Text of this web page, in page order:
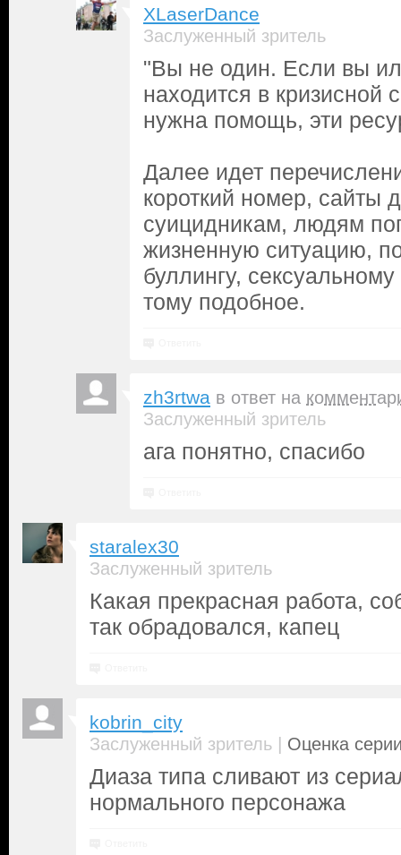
XLaserDance
Заслуженный зритель
"Вы не один. Если вы
находится в кризисной
нужна помощь, эти
Далее идет
короткий номер, сайты
суицидникам, людям
жизненную ситуацию,
буллингу,
тому подобное.
zh3rtwa в ответ на
Заслуженный зритель
ага понятно, спасибо
staralex30
Заслуженный зритель
Какая прекрасная работа,
так обрадовался, капец
kobrin_city
Заслуженный зритель | Оценка
Диаза типа сливают из
нормального персонажа